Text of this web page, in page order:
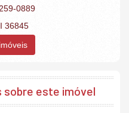
0889
36845
sobre este imóvel